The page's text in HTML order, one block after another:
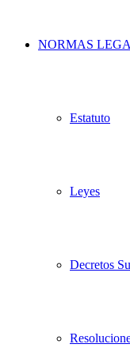
NORMAS
Estatuto
Leyes
Decretos